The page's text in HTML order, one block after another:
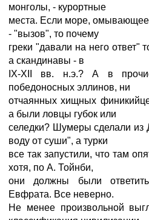
монголы, - курортные
места. Если море,
- "вызов", то почему
греки "давали на него ответ"
а скандинавы - в
IX-XII вв. н.э.? А в
победоносных эллинов, ни
отчаянных хищных
а были ловцы губок или
селедки? Шумеры сделали из
воду от суши", а турки
все так запустили, что там
хотя, по А. Тойнби,
они должны были
Евфрата. Все неверно.
Не менее произвольной